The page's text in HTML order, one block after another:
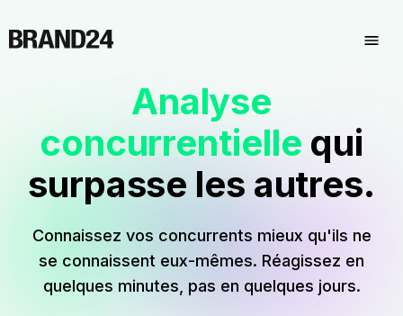
Analyse
concurrentielle qui
surpasse les autres.
Connaissez vos concurrents mieux qu'ils ne
se connaissent eux-mêmes. Réagissez en
quelques minutes, pas en quelques jours.